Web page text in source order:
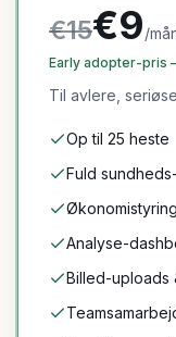
€15€9/
Early adopter-pris
Til avlere,
Op til 25 heste
Fuld
Analyse-
Billed-uploads